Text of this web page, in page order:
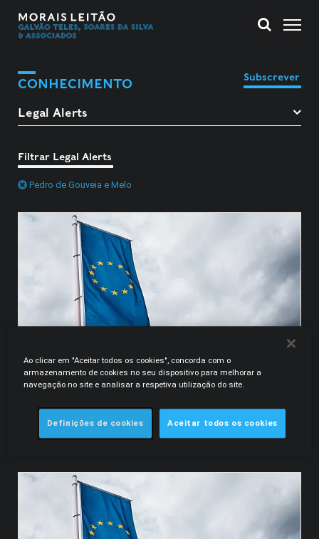
CONHECIMENTO Subscrever
Filtrar Legal Alerts
Pedro de Gouveia e Melo
Legal Alert | TJUE invalida expansão dos poderes
da Comissão no controlo de concentrações -
Acórdão 'Illumina-Grail'
Ao clicar em "Aceitar todos os cookies", concorda com o
armazenamento de cookies no seu dispositivo para melhorar a
navegação no site e analisar a respetiva utilização do site.
Definições de cookies Aceitar todos os cookies